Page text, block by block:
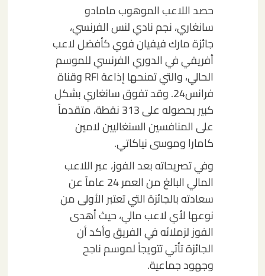
حصد اللاعب الموهوب مامادو
سانغاري، نجم نادي لنس الفرنسي،
جائزة مارك فيفيان فوي كأفضل لاعب
أفريقي في الدوري الفرنسي للموسم
الحالي، والتي تمنحها إذاعة RFI وقناة
فرانس24. وقد تفوق سانغاري بشكل
كبير بحصوله على 313 نقطة، متقدماً
على المنافسين السنغاليين لامين
كامارا وموسى نياكاتي.
وفي تصريحاته بعد الفوز، عبر اللاعب
المالي البالغ من العمر 24 عاماً عن
سعادته بالجائزة التي تعتبر الأولى من
نوعها لأي لاعب مالي، حيث أهدى
الفوز لزملائه في الفريق وأكد أن
الجائزة تأتي تتويجاً لموسم ناجح
وجهود جماعية.